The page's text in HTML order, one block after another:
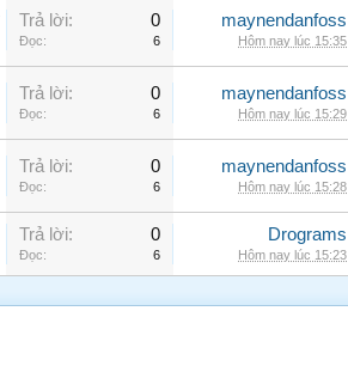
Trả lời: 0
Đọc: 6
maynendanfoss
Hôm nay lúc 15:35
Trả lời: 0
Đọc: 6
maynendanfoss
Hôm nay lúc 15:29
Trả lời: 0
Đọc: 6
maynendanfoss
Hôm nay lúc 15:28
Trả lời: 0
Đọc: 6
Drograms
Hôm nay lúc 15:23